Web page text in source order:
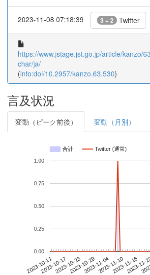
2023-11-08 07:18:39 3 + 2 Twitter
https://www.jstage.jst.go.jp/article/kanzo/
char/ja/
(info:doi/10.2957/kanzo.63.530)
言及状況
変動（ピーク前後） 変動（月別）
合計 Twitter (通常)
2023-10-112023-10-172023-10-232023-10-292023-11-042023-11-102023-11-16
2023-
0.00
0.25
0.50
0.75
1.00